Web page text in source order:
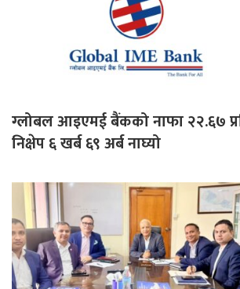
ग्लोबल आइएमई बैंकको नाफा २२.६७
निक्षेप ६ खर्ब ६९ अर्ब नाघ्यो